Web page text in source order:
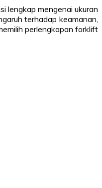
lengkap mengenai ukuran
terhadap keamanan,
perlengkapan forklift